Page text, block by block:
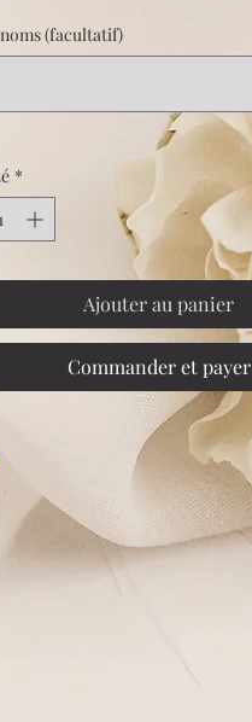
(facultatif)
*
Ajouter au panier
Commander et payer